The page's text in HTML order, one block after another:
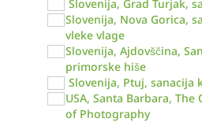
Slovenija, Grad Turjak,
Slovenija, Nova Gorica,
vleke vlage
Slovenija, Ajdovščina,
primorske hiše
Slovenija, Ptuj, sanacija
USA, Santa Barbara,
of Photography